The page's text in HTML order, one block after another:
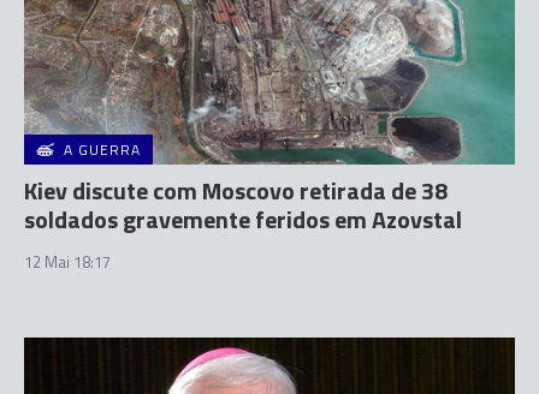
A GUERRA
Kiev discute com Moscovo retirada de 38
soldados gravemente feridos em Azovstal
12 Mai 18:17